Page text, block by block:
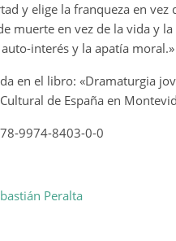
y elige la franqueza en vez
muerte en vez de la vida y
interés y la apatía
en el libro: «Dramaturgia
de España en
9974-8403-0-0
Peralta